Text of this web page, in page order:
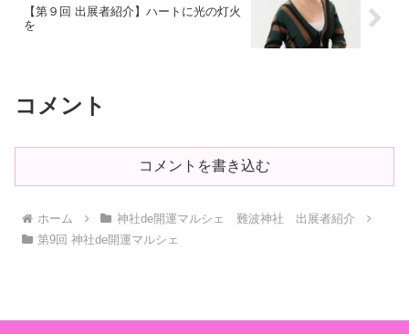
【第９回 出展者紹介】ハートに光の灯火
を
コメント
コメントを書き込む
ホーム
神社de開運マルシェ 難波神社 出展者紹介
第9回 神社de開運マルシェ